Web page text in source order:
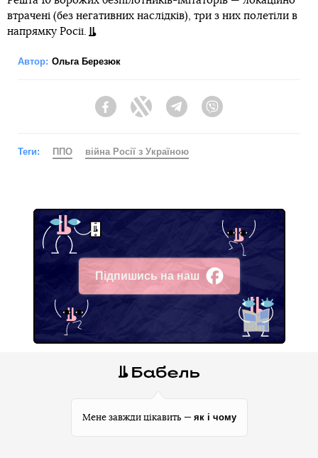
втрачені (без негативних наслідків), три з них полетіли в
напрямку Росії.
Автор: Ольга Березюк
FacebookTwitter Telegram
Теги: ППО війна Росії з Україною
Підпишись на наш
Facebook
Мене завжди цікавить — як і чому